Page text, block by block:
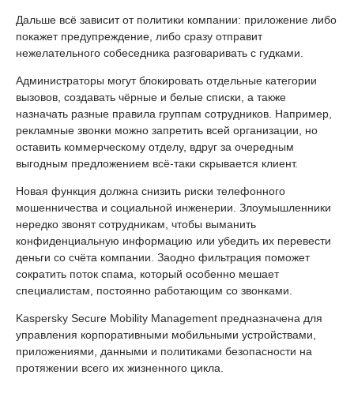
Дальше всё зависит от политики компании: приложение либо
покажет предупреждение, либо сразу отправит
нежелательного собеседника разговаривать с гудками.
Администраторы могут блокировать отдельные категории
вызовов, создавать чёрные и белые списки, а также
назначать разные правила группам сотрудников. Например,
рекламные звонки можно запретить всей организации, но
оставить коммерческому отделу, вдруг за очередным
выгодным предложением всё-таки скрывается клиент.
Новая функция должна снизить риски телефонного
мошенничества и социальной инженерии. Злоумышленники
нередко звонят сотрудникам, чтобы выманить
конфиденциальную информацию или убедить их перевести
деньги со счёта компании. Заодно фильтрация поможет
сократить поток спама, который особенно мешает
специалистам, постоянно работающим со звонками.
Kaspersky Secure Mobility Management предназначена для
управления корпоративными мобильными устройствами,
приложениями, данными и политиками безопасности на
протяжении всего их жизненного цикла.